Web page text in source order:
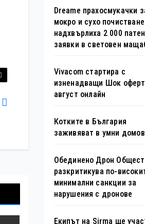
Dreame прахосмукачки
мокро и сухо почистване
надхвърлиха 2 000
заявки в световен
Vivacom стартира с
изненадващи Шок
август онлайн
Котките в България
заживяват в умни
Обединено Дрон
разкритикува по-
минимални санкции за
нарушения с дронове
Екипът на Sirma ще